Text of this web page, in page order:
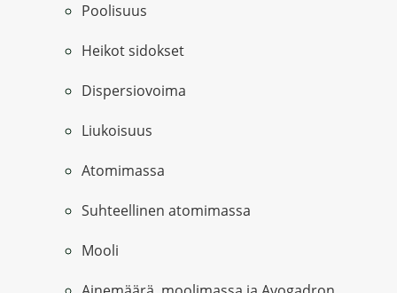
Poolisuus
Heikot sidokset
Dispersiovoima
Liukoisuus
Atomimassa
Suhteellinen atomimassa
Mooli